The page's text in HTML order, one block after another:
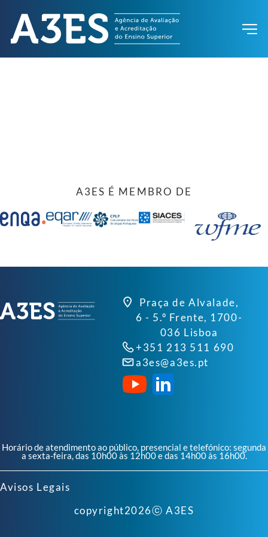
A3ES É MEMBRO DE
Praça de Alvalade,
6 - 5.º Frente, 1700-
036 Lisboa
+351 213 511 690
a3es@a3es.pt
Horário de atendimento ao público, presencial e telefónico: segunda
a sexta-feira, das 10h00 às 12h00 e das 14h00 às 16h00.
Avisos Legais
copyright2026ⓒ A3ES